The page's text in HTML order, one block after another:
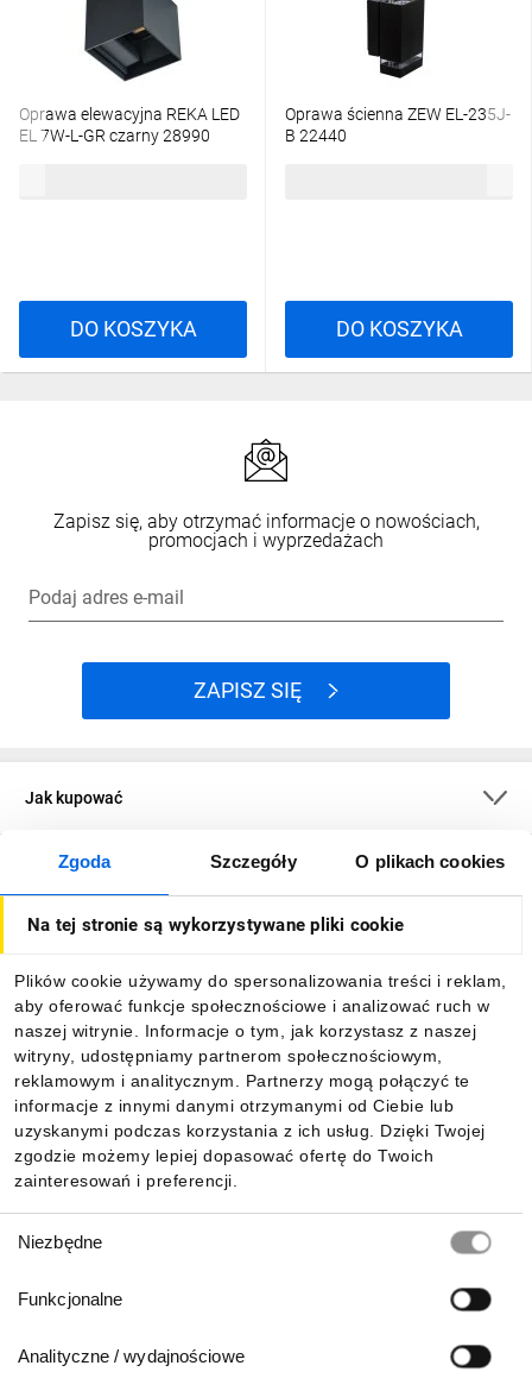
Zgoda Szczegóły O plikach cookies
Na tej stronie są wykorzystywane pliki cookie
Plików cookie używamy do spersonalizowania treści i reklam,
aby oferować funkcje społecznościowe i analizować ruch w
naszej witrynie. Informacje o tym, jak korzystasz z naszej
witryny, udostępniamy partnerom społecznościowym,
reklamowym i analitycznym. Partnerzy mogą połączyć te
informacje z innymi danymi otrzymanymi od Ciebie lub
uzyskanymi podczas korzystania z ich usług. Dzięki Twojej
zgodzie możemy lepiej dopasować ofertę do Twoich
zainteresowań i preferencji.
zgody
Niezbędne
Funkcjonalne
Analityczne / wydajnościowe
Oprawa elewacyjna REKA LED
EL 7W-L-GR czarny 28990
DO KOSZYKA
Oprawa ścienna ZEW EL-235J-
B 22440
DO KOSZYKA
Zapisz się, aby otrzymać informacje o nowościach,
promocjach i wyprzedażach
Podaj adres e-mail
ZAPISZ SIĘ
Jak kupować
O firmie
Informacje
Pobierz naszą aplikację mobilną: